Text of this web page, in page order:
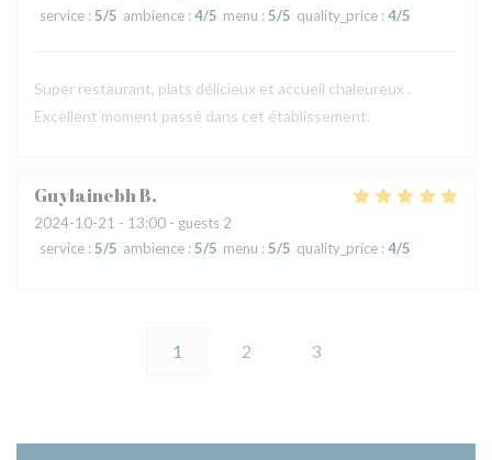
service : 5/5 ambience : 4/5 menu : 5/5 quality_price : 4/5
Super restaurant, plats délicieux et accueil chaleureux .
Excellent moment passé dans cet établissement.
GuylainebhB
2024-10-21 - 13:00 - guests 2
service : 5/5 ambience : 5/5 menu : 5/5 quality_price : 4/5
1 2 3